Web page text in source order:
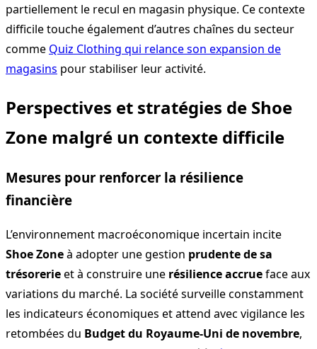
partiellement le recul en magasin physique. Ce contexte
difficile touche également d’autres chaînes du secteur
comme Quiz Clothing qui relance son expansion de
magasins pour stabiliser leur activité.
Perspectives et stratégies de Shoe
Zone malgré un contexte difficile
Mesures pour renforcer la résilience
financière
L’environnement macroéconomique incertain incite
Shoe Zoneà adopter une gestion prudente de sa
trésorerieet à construire une résilience accrueface aux
variations du marché. La société surveille constamment
les indicateurs économiques et attend avec vigilance les
retombées du Budget du Royaume-Uni de novembre,